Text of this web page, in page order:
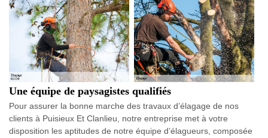
Une équipe de paysagistes qualifiés
Pour assurer la bonne marche des travaux d’élagage de nos
clients à Puisieux Et Clanlieu, notre entreprise met à votre
disposition les aptitudes de notre équipe d’élagueurs, composée